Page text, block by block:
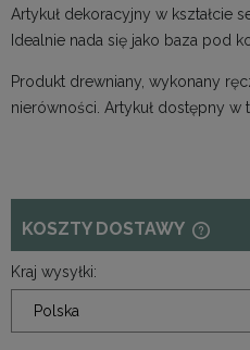
Artykuł dekoracyjny w kształcie
Idealnie nada się jako baza pod
Produkt drewniany, wykonany
nierówności. Artykuł dostępny w
KOSZTY DOSTAWY
Kraj wysyłki: